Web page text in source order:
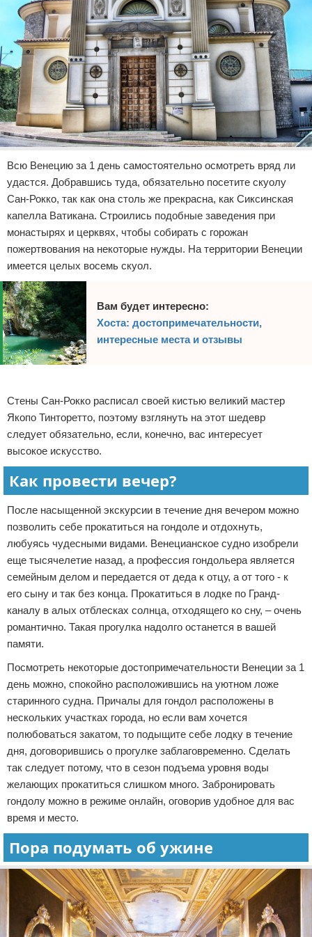
Всю Венецию за 1 день самостоятельно осмотреть вряд ли
удастся. Добравшись туда, обязательно посетите скуолу
Сан-Рокко, так как она столь же прекрасна, как Сиксинская
капелла Ватикана. Строились подобные заведения при
монастырях и церквях, чтобы собирать с горожан
пожертвования на некоторые нужды. На территории Венеции
имеется целых восемь скуол.
Вам будет интересно:
Хоста: достопримечательности,
интересные места и отзывы
Стены Сан-Рокко расписал своей кистью великий мастер
Якопо Тинторетто, поэтому взглянуть на этот шедевр
следует обязательно, если, конечно, вас интересует
высокое искусство.
Как провести вечер?
После насыщенной экскурсии в течение дня вечером можно
позволить себе прокатиться на гондоле и отдохнуть,
любуясь чудесными видами. Венецианское судно изобрели
еще тысячелетие назад, а профессия гондольера является
семейным делом и передается от деда к отцу, а от того - к
его сыну и так без конца. Прокатиться в лодке по Гранд-
каналу в алых отблесках солнца, отходящего ко сну, – очень
романтично. Такая прогулка надолго останется в вашей
памяти.
Посмотреть некоторые достопримечательности Венеции за 1
день можно, спокойно расположившись на уютном ложе
старинного судна. Причалы для гондол расположены в
нескольких участках города, но если вам хочется
полюбоваться закатом, то подыщите себе лодку в течение
дня, договорившись о прогулке заблаговременно. Сделать
так следует потому, что в сезон подъема уровня воды
желающих прокатиться слишком много. Забронировать
гондолу можно в режиме онлайн, оговорив удобное для вас
время и место.
Пора подумать об ужине